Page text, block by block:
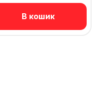
В кошик